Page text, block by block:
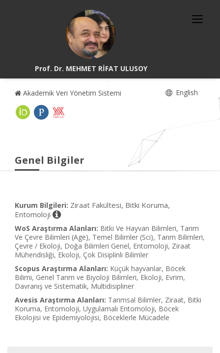
Prof. Dr. MEHMET RİFAT ULUSOY
Akademik Veri Yönetim Sistemi English
Genel Bilgiler
Kurum Bilgileri: Ziraat Fakültesi, Bitki Koruma,
Entomoloji
WoS Araştırma Alanları: Bitki Ve Hayvan Bilimleri, Tarım
Ve Çevre Bilimleri (Age), Temel Bilimler (Sci), Tarım Bilimleri,
Çevre / Ekoloji, Doğa Bilimleri Genel, Entomoloji, Ziraat
Mühendisliği, Ekoloji, Çok Disiplinli Bilimler
Scopus Araştırma Alanları: Küçük hayvanlar, Böcek
Bilimi, Genel Tarım ve Biyoloji Bilimleri, Ekoloji, Evrim,
Davranış ve Sistematik, Multidisipliner
Avesis Araştırma Alanları: Tarımsal Bilimler, Ziraat, Bitki
Koruma, Entomoloji, Uygulamalı Entomoloji, Böcek
Ekolojisi ve Epidemiyolojisi, Böceklerle Mücadele